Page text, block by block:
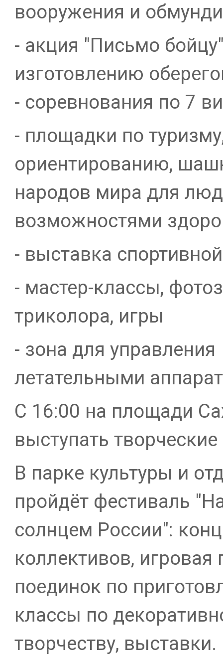
вооружения и
- акция "Письмо
изготовлению
- соревнования по 7
- площадки по
ориентированию,
народов мира для
возможностями
- выставка
- мастер-классы,
триколора, игры
- зона для
летательными
С 16:00 на площади
выступать
В парке культуры и
пройдёт фестиваль
солнцем России":
коллективов,
поединок по
классы по
творчеству, выставки.